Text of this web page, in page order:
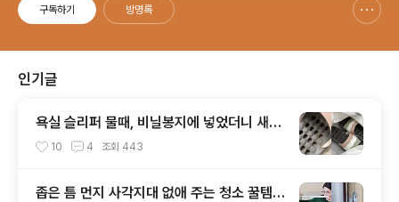
구독하기 방명록
인기글
욕실 슬리퍼 물때, 비닐봉지에 넣었더니 새것
처럼 깨끗해졌어요!
10 4 조회 443
좁은 틈 먼지 사각지대 없애 주는 청소 꿀템이